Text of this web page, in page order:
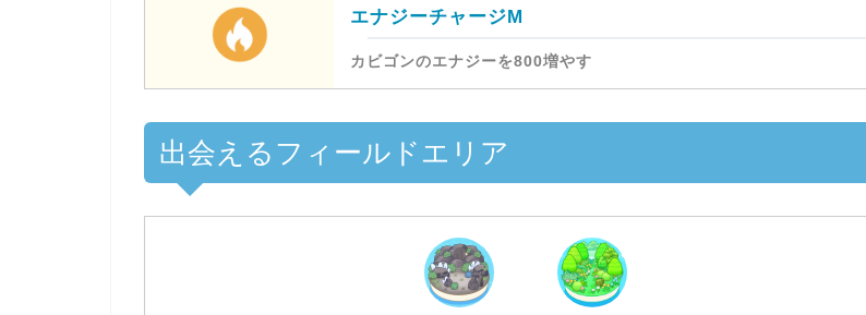
エナジーチャージM
カビゴンのエナジーを800増やす
出会えるフィールドエリア